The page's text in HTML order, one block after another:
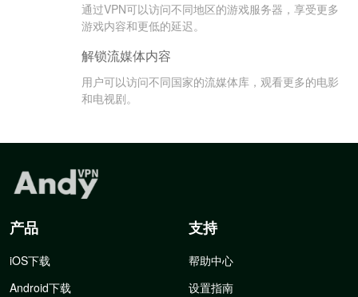
通过VPN可以访问不同地区的游戏服务器，享受更多
游戏内容和更低的延迟。
解锁流媒体内容
用户可以访问不同国家的流媒体库，观看更多的电影
和电视剧。
产品
iOS下载
Android下载
支持
帮助中心
设置指南